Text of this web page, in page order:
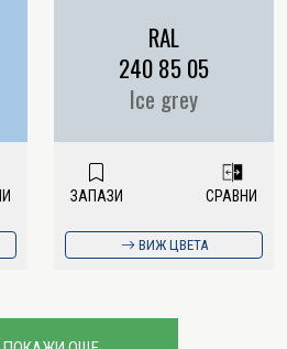
RAL
240 85 05
Ice grey
ЗАПАЗИ СРАВНИ
ВИЖ ЦВЕТА